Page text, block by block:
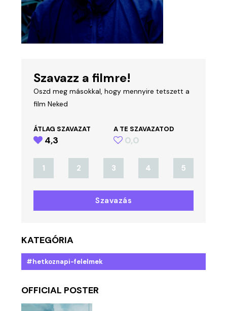
Szavazz a filmre!
Oszd meg másokkal, hogy mennyire tetszett a
film Neked
ÁTLAG SZAVAZAT
4,3
A TE SZAVAZATOD
0,0
1 2 3 4 5
Szavazás
KATEGÓRIA
#hetkoznapi-felelmek
OFFICIAL POSTER